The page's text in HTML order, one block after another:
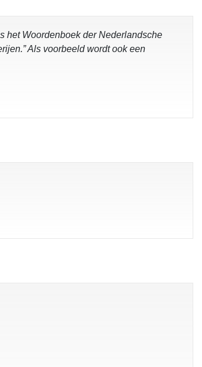
het Woordenboek der Nederlandsche
Als voorbeeld wordt ook een